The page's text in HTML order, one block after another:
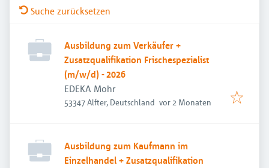
Suche zurücksetzen
Ausbildung zum Verkäufer +
Zusatzqualifikation Frischespezialist
(m/w/d) - 2026
EDEKA Mohr
53347 Alfter, Deutschland Veröffentlicht:
vor 2 Monaten
Ausbildung zum Kaufmann im
Einzelhandel + Zusatzqualifikation